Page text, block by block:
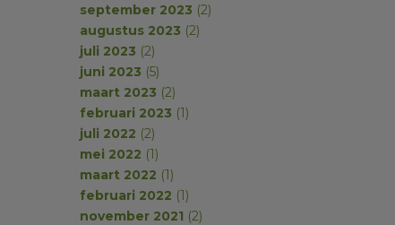
september 2023 (2)
augustus 2023 (2)
juli 2023 (2)
juni 2023 (5)
maart 2023 (2)
februari 2023 (1)
juli 2022 (2)
mei 2022 (1)
maart 2022 (1)
februari 2022 (1)
november 2021 (2)